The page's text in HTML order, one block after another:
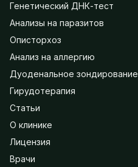
Генетический ДНК-тест
Анализы на паразитов
Описторхоз
Анализ на аллергию
Дуоденальное зондирование
Гирудотерапия
Статьи
О клинике
Лицензия
Врачи